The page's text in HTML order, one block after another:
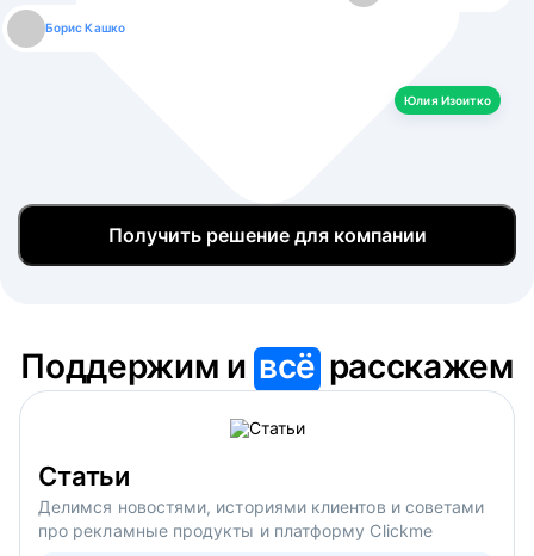
Борис Кашко
Юлия Изоитко
Юлия Изоитко
Александр Кулагин
Даниил Макаров
Екатерина Лазаренко
Получить решение для компании
Поддержим ивсё расскажем
Статьи
Делимся новостями, историями клиентов и советами
про рекламные продукты и платформу Clickme